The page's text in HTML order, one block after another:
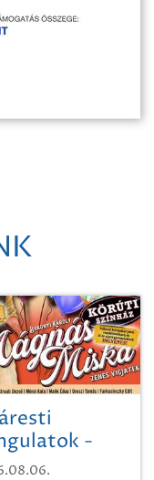
-
Miska